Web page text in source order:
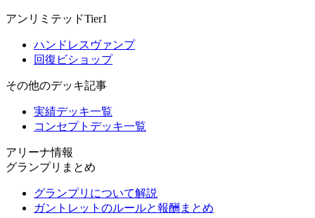
アンリミテッドTier1
ハンドレスヴァンプ
回復ビショップ
その他のデッキ記事
実績デッキ一覧
コンセプトデッキ一覧
アリーナ情報
グランプリまとめ
グランプリについて解説
ガントレットのルールと報酬まとめ